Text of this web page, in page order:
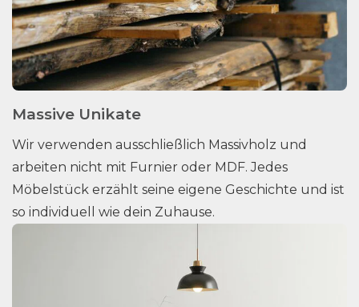
Massive Unikate
Wir verwenden ausschließlich Massivholz und
arbeiten nicht mit Furnier oder MDF. Jedes
Möbelstück erzählt seine eigene Geschichte und ist
so individuell wie dein Zuhause.